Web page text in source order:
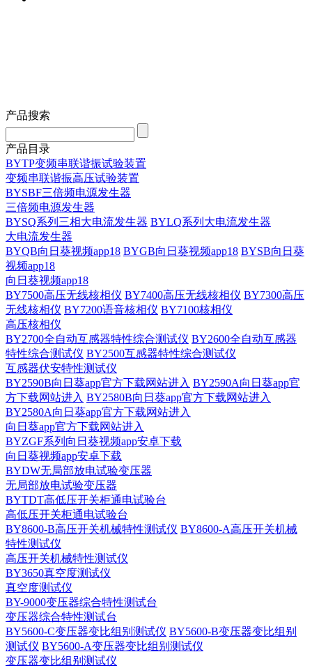
产品搜索
产品目录
BYTP变频串联谐振试验装置
变频串联谐振高压试验装置
BYSBF三倍频电源发生器
三倍频电源发生器
BYSQ系列三相大电流发生器 BYLQ系列大电流发生器
大电流发生器
BYQB向日葵视频app18 BYGB向日葵视频app18 BYSB向日葵
视频app18
向日葵视频app18
BY7500高压无线核相仪 BY7400高压无线核相仪 BY7300高压
无线核相仪 BY7200语音核相仪 BY7100核相仪
高压核相仪
BY2700全自动互感器特性综合测试仪 BY2600全自动互感器
特性综合测试仪 BY2500互感器特性综合测试仪
互感器伏安特性测试仪
BY2590B向日葵app官方下载网站进入 BY2590A向日葵app官
方下载网站进入 BY2580B向日葵app官方下载网站进入
BY2580A向日葵app官方下载网站进入
向日葵app官方下载网站进入
BYZGF系列向日葵视频app安卓下载
向日葵视频app安卓下载
BYDW无局部放电试验变压器
无局部放电试验变压器
BYTDT高低压开关柜通电试验台
高低压开关柜通电试验台
BY8600-B高压开关机械特性测试仪 BY8600-A高压开关机械
特性测试仪
高压开关机械特性测试仪
BY3650真空度测试仪
真空度测试仪
BY-9000变压器综合特性测试台
变压器综合特性测试台
BY5600-C变压器变比组别测试仪 BY5600-B变压器变比组别
测试仪 BY5600-A变压器变比组别测试仪
变压器变比组别测试仪